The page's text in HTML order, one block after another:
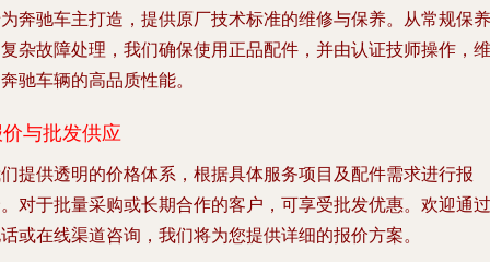
奔驰车主打造，提供原厂技术标准的维修与保养。从常规保养
杂故障处理，我们确保使用正品配件，并由认证技师操作，维
驰车辆的高品质性能。
与批发供应
提供透明的价格体系，根据具体服务项目及配件需求进行报
对于批量采购或长期合作的客户，可享受批发优惠。欢迎通过
或在线渠道咨询，我们将为您提供详细的报价方案。